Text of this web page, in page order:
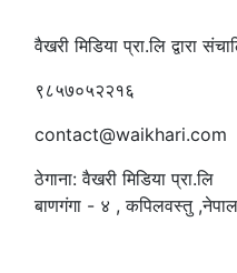
वैखरी मिडिया प्रा.लि द्वारा
९८५७०५२२१६
contact@waikhari.com
ठेगाना: वैखरी मिडिया प्रा.लि
बाणगंगा - ४ , कपिलवस्तु ,नेपाल